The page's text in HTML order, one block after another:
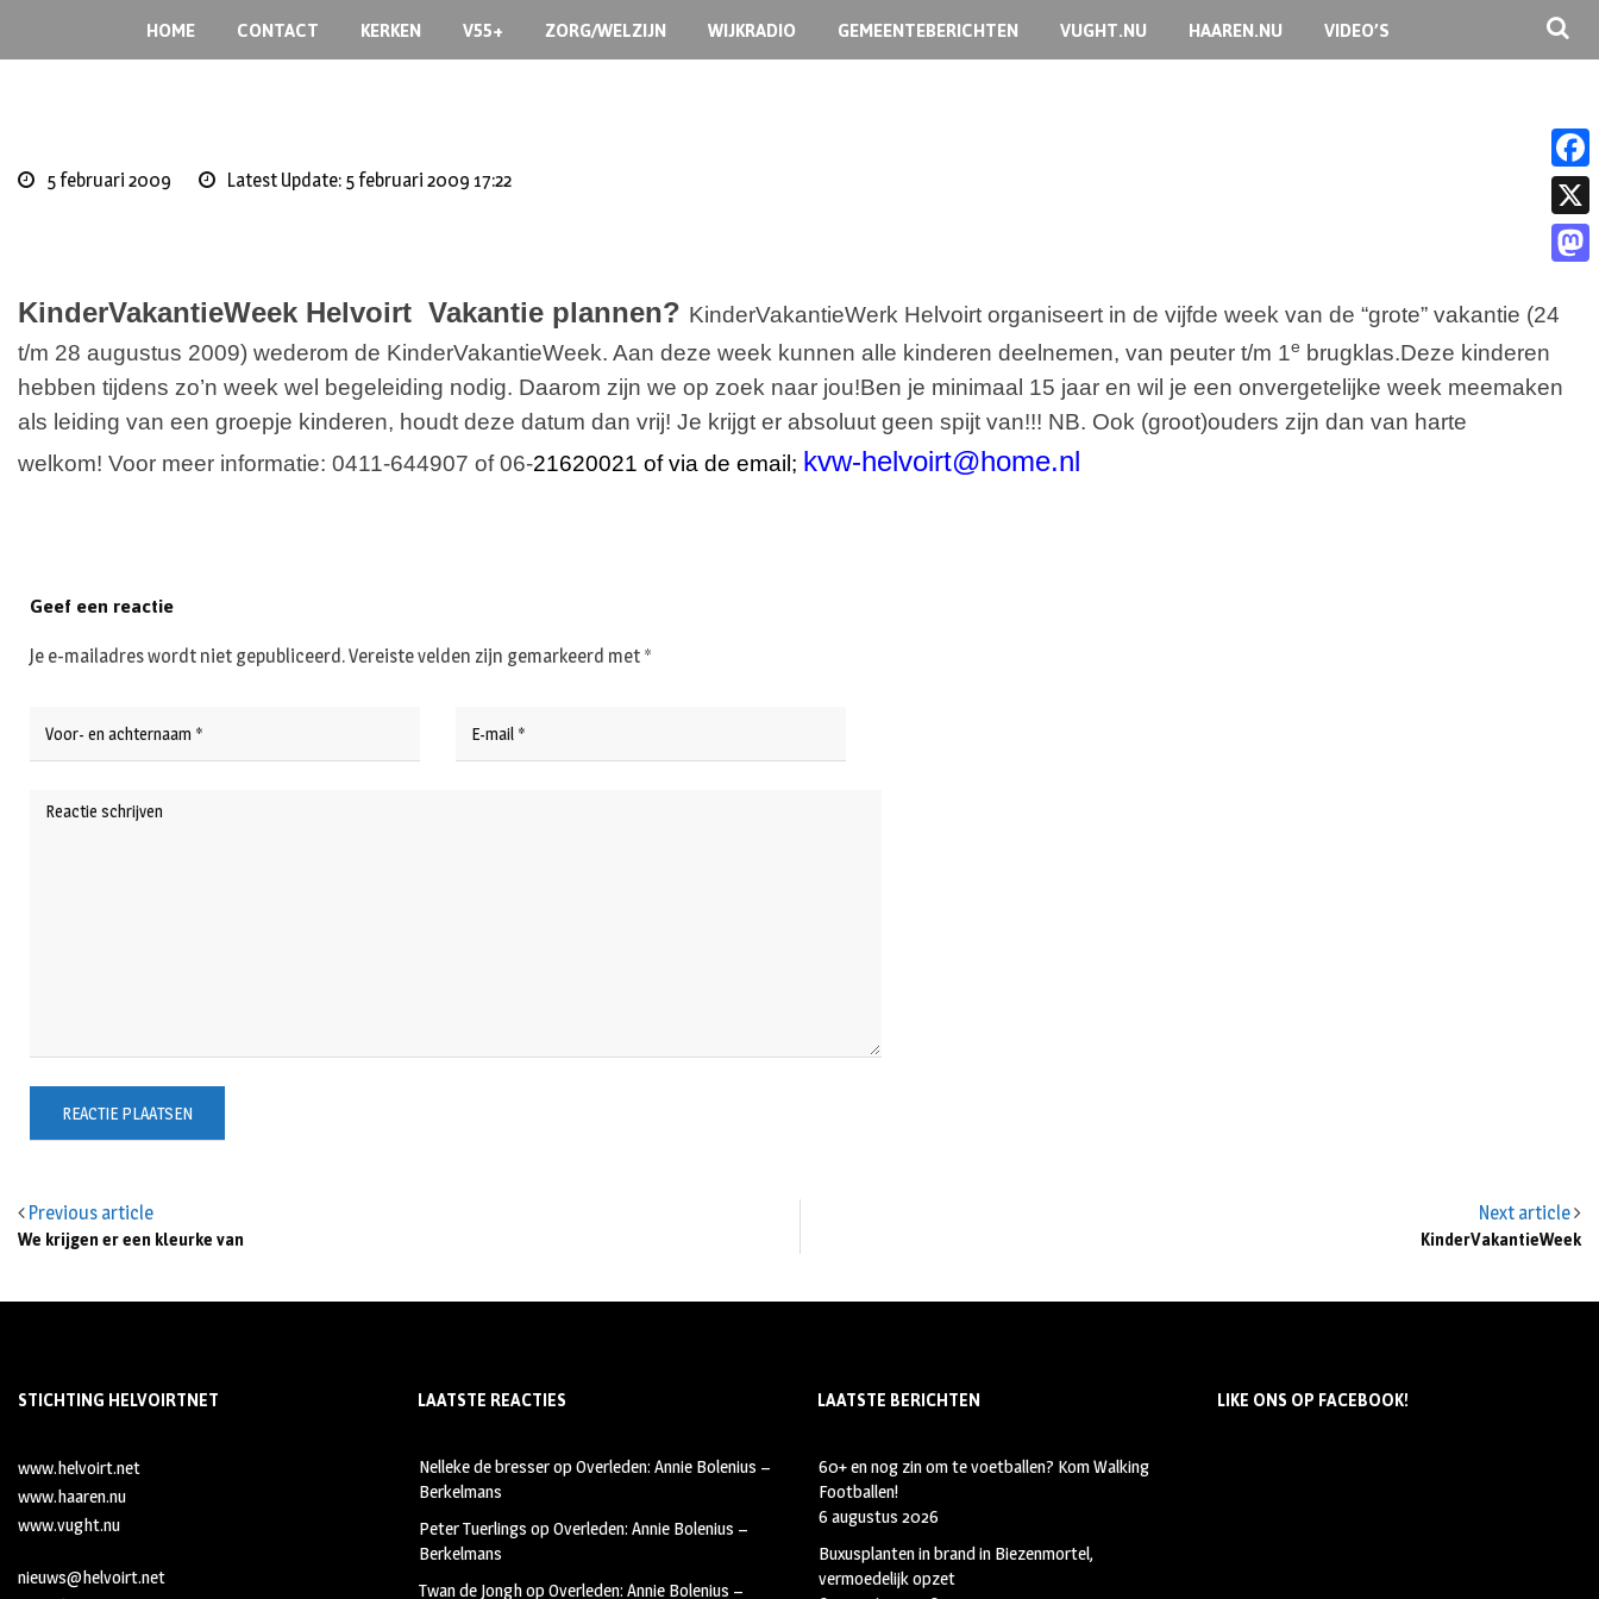
HOME CONTACT KERKEN V55+ ZORG/WELZIJN WIJKRADIO GEMEENTEBERICHTEN VUGHT.NU HAAREN.NU VIDEO’S
5 februari 2009 Latest Update: 5 februari 2009 17:22
KinderVakantieWeek Helvoirt Vakantie plannen? KinderVakantieWerk Helvoirt organiseert in de vijfde week van de “grote” vakantie (24
t/m 28 augustus 2009) wederom de KinderVakantieWeek. Aan deze week kunnen alle kinderen deelnemen, van peuter t/m 1e brugklas.Deze kinderen
hebben tijdens zo’n week wel begeleiding nodig. Daarom zijn we op zoek naar jou!Ben je minimaal 15 jaar en wil je een onvergetelijke week meemaken
als leiding van een groepje kinderen, houdt deze datum dan vrij! Je krijgt er absoluut geen spijt van!!! NB. Ook (groot)ouders zijn dan van harte
welkom! Voor meer informatie: 0411-644907 of 06-21620021 of via de email; kvw-helvoirt@home.nl
Previous article
We krijgen er een kleurke van
Next article
KinderVakantieWeek
Geef een reactie
Je e-mailadres wordt niet gepubliceerd.Vereiste velden zijn gemarkeerd met *
STICHTING HELVOIRTNET
www.helvoirt.net
www.haaren.nu
www.vught.nu
nieuws@helvoirt.net
LAATSTE REACTIES
Nelleke de bresseropOverleden: Annie Bolenius –
Berkelmans
Peter Tuerlings opOverleden: Annie Bolenius –
Berkelmans
Twan de JonghopOverleden: Annie Bolenius –
LAATSTE BERICHTEN
60+ en nog zin om te voetballen? Kom Walking
Footballen!
6 augustus 2026
Buxusplanten in brand in Biezenmortel,
vermoedelijk opzet
LIKE ONS OP FACEBOOK!
F
a
c
X
a
t